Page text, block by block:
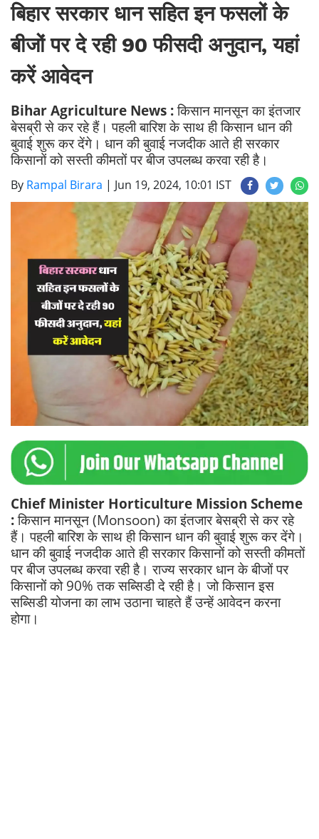
बिहार सरकार धान सहित इन फसलों के
बीजों पर दे रही 90 फीसदी अनुदान, यहां
करें आवेदन
Bihar Agriculture News :किसान मानसून का इंतजार
बेसब्री से कर रहे हैं। पहली बारिश के साथ ही किसान धान की
बुवाई शुरू कर देंगे। धान की बुवाई नजदीक आते ही सरकार
किसानों को सस्ती कीमतों पर बीज उपलब्ध करवा रही है।
By Rampal Birara | Jun 19, 2024, 10:01 IST
Chief Minister Horticulture Mission Scheme
:किसान मानसून (Monsoon) का इंतजार बेसब्री से कर रहे
हैं। पहली बारिश के साथ ही किसान धान की बुवाई शुरू कर देंगे।
धान की बुवाई नजदीक आते ही सरकार किसानों को सस्ती कीमतों
पर बीज उपलब्ध करवा रही है। राज्य सरकार धान के बीजों पर
किसानों को 90% तक सब्सिडी दे रही है। जो किसान इस
सब्सिडी योजना का लाभ उठाना चाहते हैं उन्हें आवेदन करना
होगा।